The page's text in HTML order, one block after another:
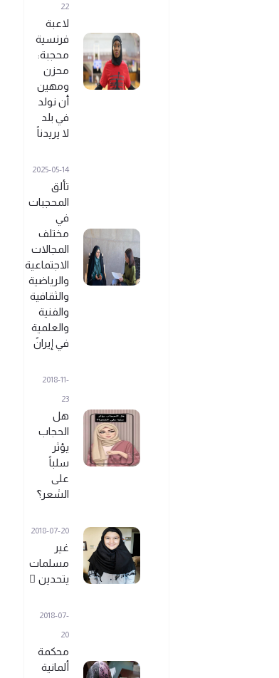
22
لاعبة
فرنسية
محجبة:
محزن
ومهين
أن نولد
في بلد
لا يريدناً
2025-05-14
تألق
المحجبات
في
مختلف
المجالات
الاجتماعية
والرياضية
والثقافية
والفنية
والعلمية
في إيرانً
2018-11-
23
هل
الحجاب
يؤثر
سلباً
على
الشعر؟ً
2018-07-20
غير
مسلمات
يتحدين ً
2018-07-
20
محكمة
ألمانية